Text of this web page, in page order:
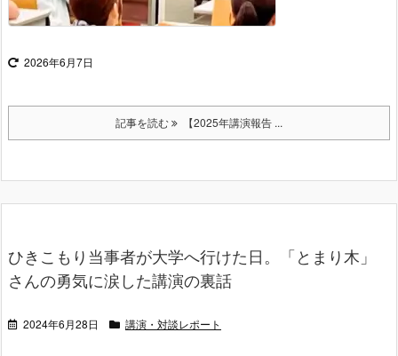
2026年6月7日
記事を読む 【2025年講演報告 ...
ひきこもり当事者が大学へ行けた日。「とまり木」
さんの勇気に涙した講演の裏話
2024年6月28日 講演・対談レポート